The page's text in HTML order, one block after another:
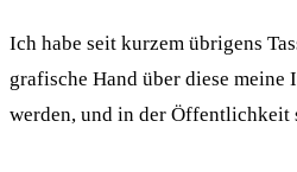
Ich habe seit kurzem übrigens
grafische Hand über diese
werden, und in der Öffentlichkeit